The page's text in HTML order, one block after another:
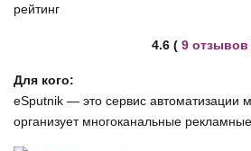
рейтинг
4.6 ( 9 отзывов
Для кого:
eSputnik — это сервис автоматизации
организует многоканальные